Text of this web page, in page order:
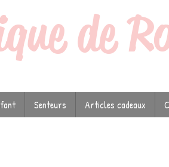
de
Senteurs Articles cadeaux